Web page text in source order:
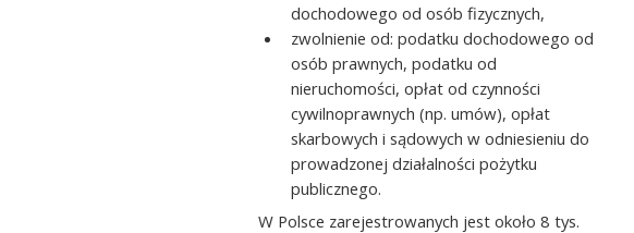
dochodowego od osób fizycznych,
zwolnienie od: podatku dochodowego od
osób prawnych, podatku od
nieruchomości, opłat od czynności
cywilnoprawnych (np. umów), opłat
skarbowych i sądowych w odniesieniu do
prowadzonej działalności pożytku
publicznego.
W Polsce zarejestrowanych jest około 8 tys.